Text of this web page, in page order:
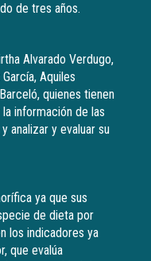
de tres años.
Alvarado Verdugo,
Aquiles
quienes tienen
información de las
analizar y evaluar su
ya que sus
de dieta por
los indicadores ya
que evalúa